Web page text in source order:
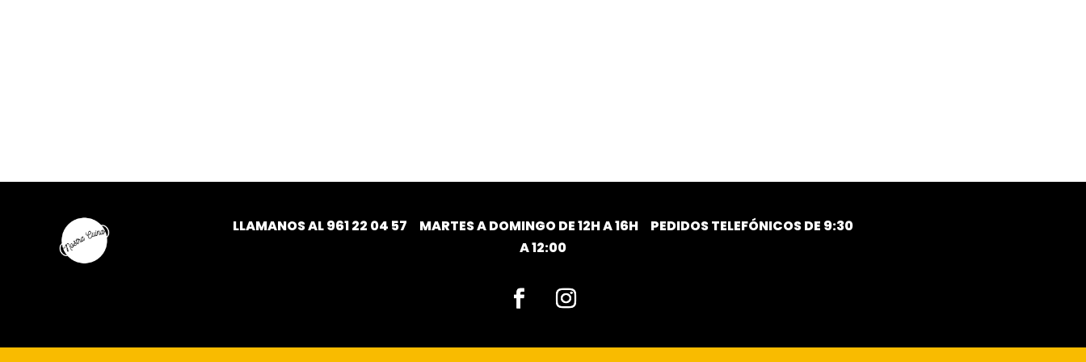
LLAMANOS AL961 22 04 57 MARTES A DOMINGO DE 12H A 16H PEDIDOS TELEFÓNICOS DE 9:30
A 12:00